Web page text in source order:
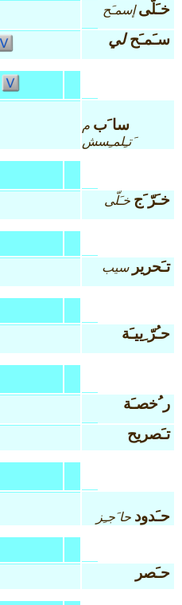
خـَلّى إسمـَح
سـَمـَحلي
سا َب م
َتـِلمـِسش
خـَرّ َج خـَلّى
تـَحرير سيب
حـُرّ ِييـَة
ر ُخصـَة
تـَصريح
حـَدود حا َجـِز
حـَصر